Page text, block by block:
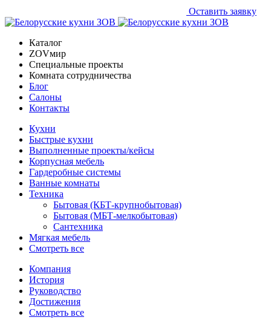
Оставить заявку
Каталог
ZOVмир
Специальные проекты
Комната сотрудничества
Блог
Салоны
Контакты
Кухни
Быстрые кухни
Выполненные проекты/кейсы
Корпусная мебель
Гардеробные системы
Ванные комнаты
Техника
Бытовая (КБТ-крупнобытовая)
Бытовая (МБТ-мелкобытовая)
Сантехника
Мягкая мебель
Смотреть все
Компания
История
Руководство
Достижения
Смотреть все